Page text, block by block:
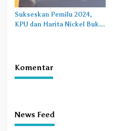
Sukseskan Pemilu 2024,
KPU dan Harita Nickel Buka
Komentar
News Feed